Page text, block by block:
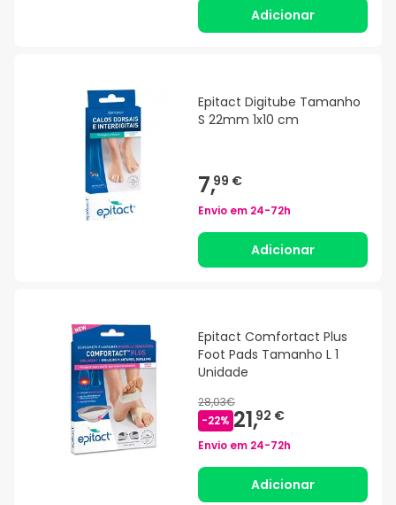
Adicionar
Epitact Digitube Tamanho
S 22mm 1x10 cm
7,99 €
Envio em 24-72h
Adicionar
Epitact Comfortact Plus
Foot Pads Tamanho L 1
Unidade
28,03€
-22% 21,92 €
Envio em 24-72h
Adicionar